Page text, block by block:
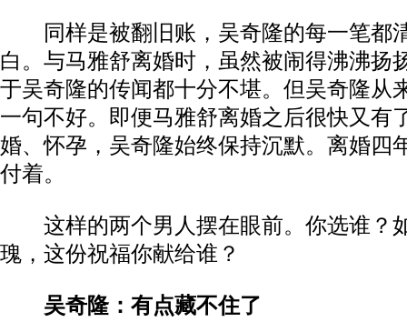
同样是被翻旧账，吴奇隆的每一笔都
白。与马雅舒离婚时，虽然被闹得沸沸扬
于吴奇隆的传闻都十分不堪。但吴奇隆从
一句不好。即便马雅舒离婚之后很快又有
婚、怀孕，吴奇隆始终保持沉默。离婚四
付着。
这样的两个男人摆在眼前。你选谁？
瑰，这份祝福你献给谁？
吴奇隆：有点藏不住了